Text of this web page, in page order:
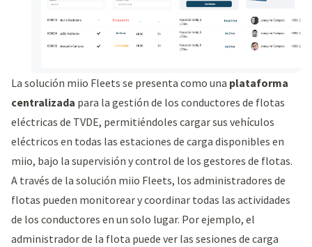
La solución miio Fleets se presenta como una plataforma
centralizada para la gestión de los conductores de flotas
eléctricas de TVDE, permitiéndoles cargar sus vehículos
eléctricos en todas las estaciones de carga disponibles en
miio, bajo la supervisión y control de los gestores de flotas.
A través de la solución miio Fleets, los administradores de
flotas pueden monitorear y coordinar todas las actividades
de los conductores en un solo lugar. Por ejemplo, el
administrador de la flota puede ver las sesiones de carga